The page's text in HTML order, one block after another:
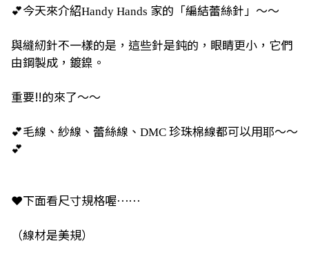
💕今天來介紹Handy Hands 家的「編結蕾絲針」～～
與縫紉針不一樣的是，這些針是鈍的，眼睛更小，它們
由鋼製成，鍍鎳。
重要‼️的來了～～
💕毛線、紗線、蕾絲線、 DMC 珍珠棉線都可以用耶～～
💕
❤️下面看尺寸規格喔⋯⋯
（線材是美規）